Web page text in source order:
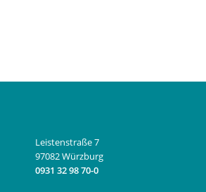
Leistenstraße 7
97082 Würzburg
0931 32 98 70-0